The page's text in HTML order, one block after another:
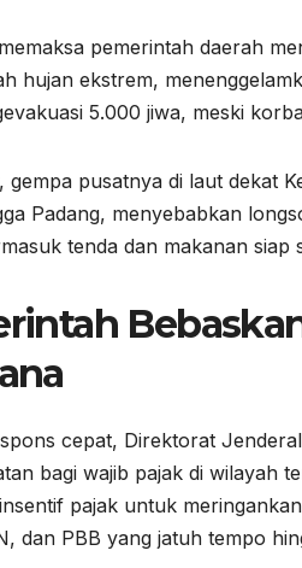
pemerintah daerah
hujan ekstrem,
5.000 jiwa, meski
gempa pusatnya di laut dekat
Padang, menyebabkan
tenda dan makanan siap
cepat, Direktorat
bagi wajib pajak di wilayah
pajak untuk
dan PBB yang jatuh tempo